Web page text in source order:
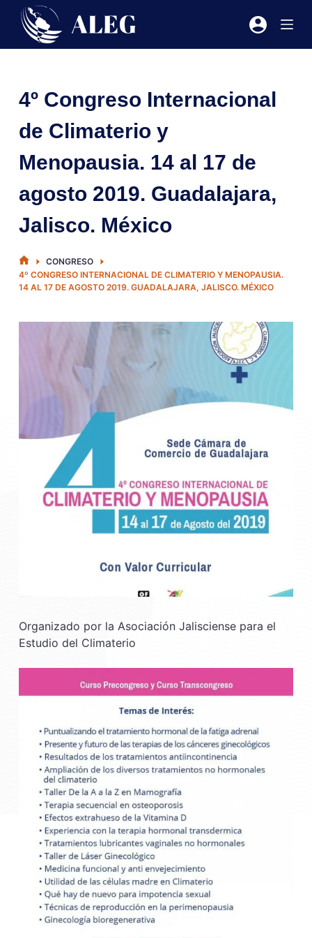
Saltar
contenido
4º Congreso Internacional
de Climaterio y
Menopausia. 14 al 17 de
agosto 2019. Guadalajara,
Jalisco. México
INICIOCONGRESO
4º CONGRESO INTERNACIONAL DE CLIMATERIO Y MENOPAUSIA.
14 AL 17 DE AGOSTO 2019. GUADALAJARA, JALISCO. MÉXICO
Organizado por la Asociación Jalisciense para el
Estudio del Climaterio